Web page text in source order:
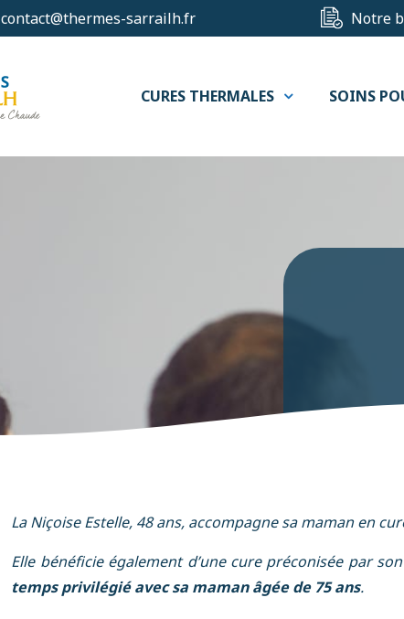
contact@thermes-sarrailh.fr Notre
CURES THERMALES SOINS
La Niçoise Estelle, 48 ans, accompagne sa maman en
Elle bénéficie également d’une cure préconisée par
temps privilégié avec sa maman âgée de 75 ans.